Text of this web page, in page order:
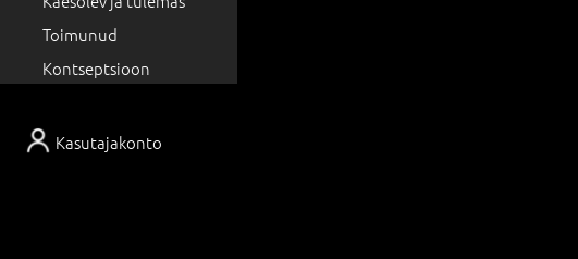
Kasutajakonto
Toimunud
Kontseptsioon